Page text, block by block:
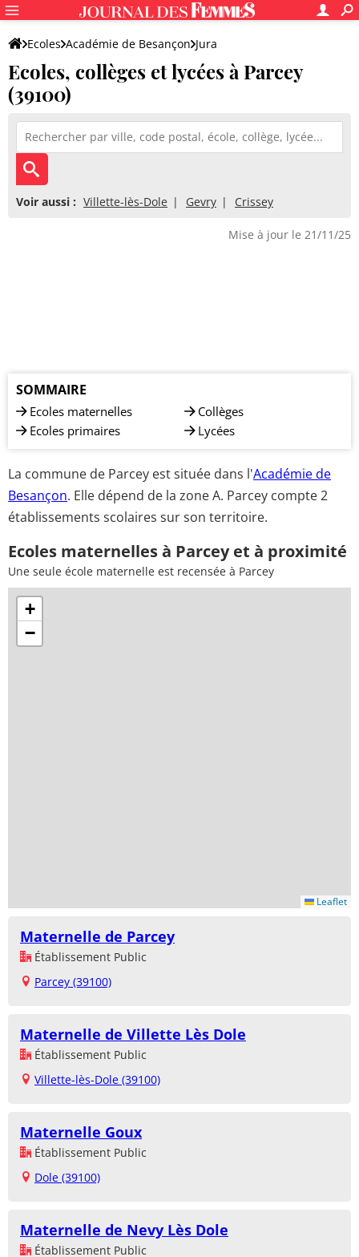
Ecoles Académie de Besançon Jura
Ecoles, collèges et lycées à Parcey
(39100)
Voir aussi : Villette-lès-Dole Gevry Crissey
Mise à jour le 21/11/25
SOMMAIRE
Ecoles maternelles
Ecoles primaires
Collèges
Lycées
La commune de Parcey est située dans l'Académie de
Besançon. Elle dépend de la zone A. Parcey compte 2
établissements scolaires sur son territoire.
Ecoles maternelles à Parcey et à proximité
Une seule école maternelle est recensée à Parcey
+
−
Leaflet
Maternelle de Parcey
Établissement Public
Parcey (39100)
Maternelle de Villette Lès Dole
Établissement Public
Villette-lès-Dole (39100)
Maternelle Goux
Établissement Public
Dole (39100)
Maternelle de Nevy Lès Dole
Établissement Public